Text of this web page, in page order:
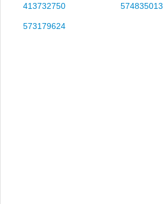
413732750 574835013
573179624